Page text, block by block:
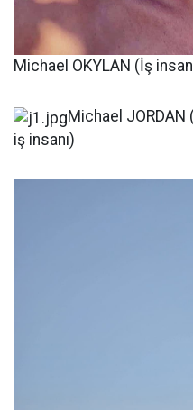
Michael OKYLAN (İş
Michael
iş insanı)